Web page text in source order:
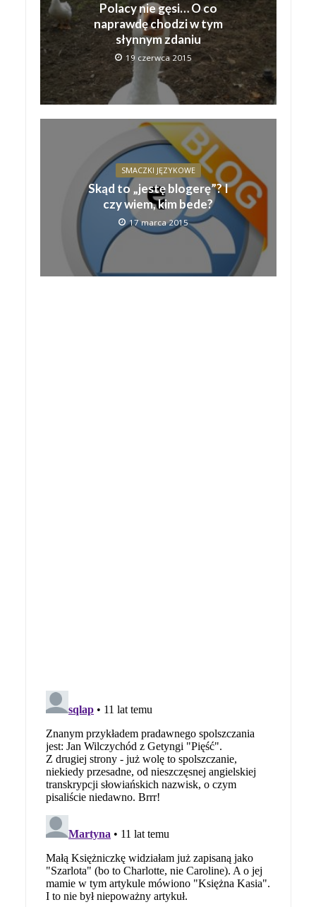
Polacy nie gęsi… O co
naprawdę chodzi w tym
słynnym zdaniu
19 czerwca 2015
SMACZKI JĘZYKOWE
Skąd to „jestę blogerę”? I
czy wiem, kim bede?
17 marca 2015